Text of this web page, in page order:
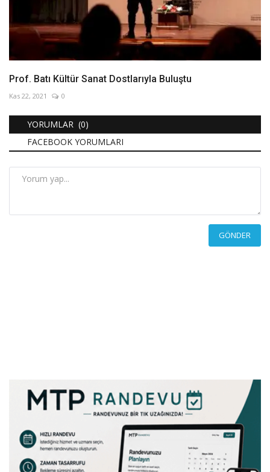
Prof. Batı Kültür Sanat Dostlarıyla Buluştu
Kas 22, 2021 0
YORUMLAR (0)
FACEBOOK YORUMLARI
GÖNDER